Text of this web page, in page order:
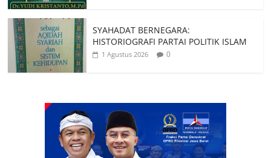
SYAHADAT BERNEGARA:
HISTORIOGRAFI PARTAI POLITIK ISLAM
1 Agustus 2026 0